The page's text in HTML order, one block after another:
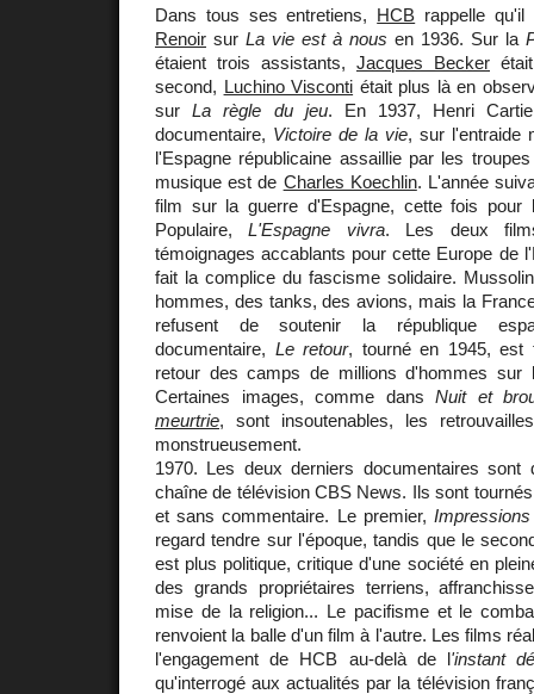
Dans tous ses entretiens, HCB rappelle
Renoir sur La vie est à nous en 1936. Sur la
étaient trois assistants, Jacques Becker
second, Luchino Visconti était plus là en
surLa règle du jeu. En 1937, Henri
documentaire, Victoire de la vie, sur l'entraide
l'Espagne républicaine assaillie par les
musique est de Charles Koechlin. L'année
film sur la guerre d'Espagne, cette fois pour
Populaire,L'Espagne vivra. Les deux
témoignages accablants pour cette Europe de
fait la complice du fascisme solidaire.
hommes, des tanks, des avions, mais la
refusent de soutenir la république
documentaire, Le retour, tourné en 1945, est
retour des camps de millions d'hommes sur
Certaines images, comme dansNuit et
meurtrie, sont insoutenables, les
monstrueusement.
1970. Les deux derniers documentaires sont
chaîne de télévision CBS News. Ils sont
et sans commentaire. Le premier,
regard tendre sur l'époque, tandis que le
est plus politique, critique d'une société en
des grands propriétaires terriens,
mise de la religion... Le pacifisme et le
renvoient la balle d'un film à l'autre. Les films
l'engagement de HCB au-delà de l'instant
qu'interrogé aux actualités par la télévision